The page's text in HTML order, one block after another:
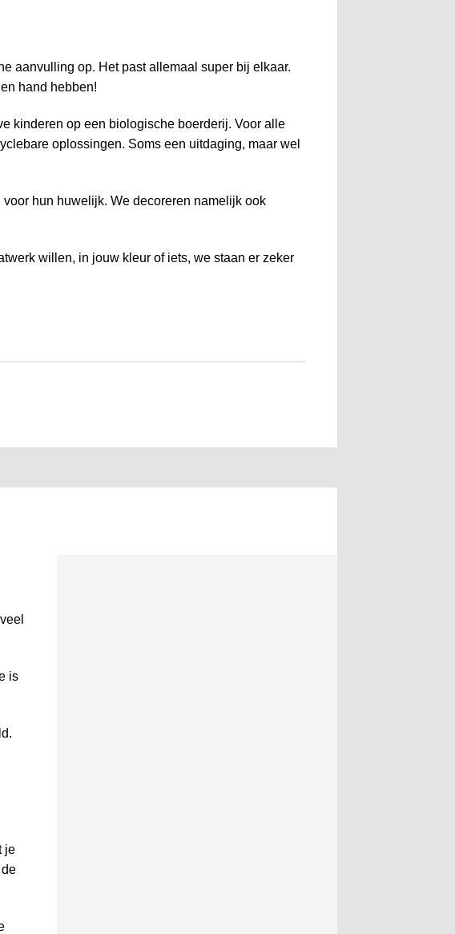
aanvulling op. Het past allemaal super bij elkaar.
hand hebben!
kinderen op een biologische boerderij. Voor alle
oplossingen. Soms een uitdaging, maar wel
hun huwelijk. We decoreren namelijk ook
willen, in jouw kleur of iets, we staan er zeker
is
je